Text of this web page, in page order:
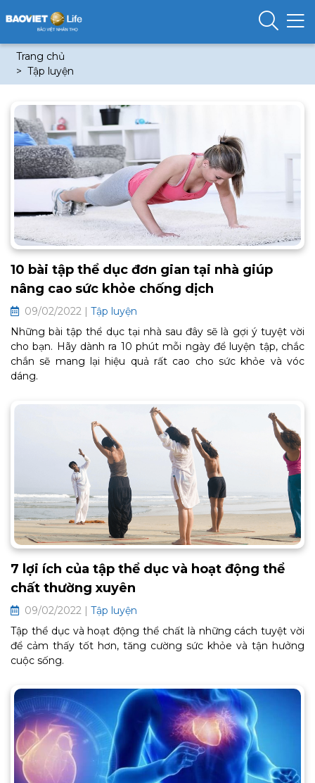
Trang chủ
Tập luyện
10 bài tập thể dục đơn gian tại nhà giúp
nâng cao sức khỏe chống dịch
09/02/2022 | Tập luyện
Những bài tập thể dục tại nhà sau đây sẽ là gợi ý tuyệt vời
cho bạn. Hãy dành ra 10 phút mỗi ngày để luyện tập, chắc
chắn sẽ mang lại hiệu quả rất cao cho sức khỏe và vóc
dáng.
7 lợi ích của tập thể dục và hoạt động thể
chất thường xuyên
09/02/2022 | Tập luyện
Tập thể dục và hoạt động thể chất là những cách tuyệt vời
để cảm thấy tốt hơn, tăng cường sức khỏe và tận hưởng
cuộc sống.